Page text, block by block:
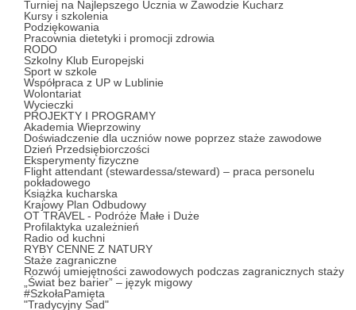
Turniej na Najlepszego Ucznia w Zawodzie Kucharz
Kursy i szkolenia
Podziękowania
Pracownia dietetyki i promocji zdrowia
RODO
Szkolny Klub Europejski
Sport w szkole
Współpraca z UP w Lublinie
Wolontariat
Wycieczki
PROJEKTY I PROGRAMY
Akademia Wieprzowiny
Doświadczenie dla uczniów nowe poprzez staże zawodowe
Dzień Przedsiębiorczości
Eksperymenty fizyczne
Flight attendant (stewardessa/steward) – praca personelu
pokładowego
Książka kucharska
Krajowy Plan Odbudowy
OT TRAVEL - Podróże Małe i Duże
Profilaktyka uzależnień
Radio od kuchni
RYBY CENNE Z NATURY
Staże zagraniczne
Rozwój umiejętności zawodowych podczas zagranicznych staży
„Świat bez barier” – język migowy
#SzkołaPamięta
"Tradycyjny Sad"